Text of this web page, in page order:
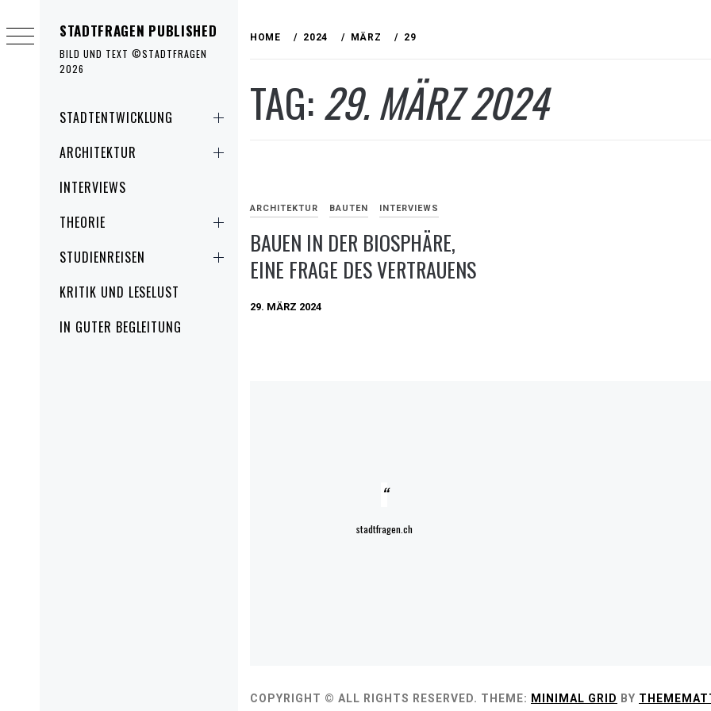
STADTFRAGEN PUBLISHED
BILD UND TEXT ©STADTFRAGEN
2026
MenuSTADTENTWICKLUNG
ARCHITEKTUR
INTERVIEWS
THEORIE
STUDIENREISEN
KRITIK UND LESELUST
IN GUTER BEGLEITUNG
to
content
HOME 2024 MÄRZ 29
TAG:29. MÄRZ 2024
ARCHITEKTUR BAUTEN INTERVIEWS
BAUEN IN DER BIOSPHÄRE,
EINE FRAGE DES VERTRAUENS
29. MÄRZ 2024
stadtfragen.ch
COPYRIGHT © ALL RIGHTS RESERVED. THEME: MINIMAL GRID BY